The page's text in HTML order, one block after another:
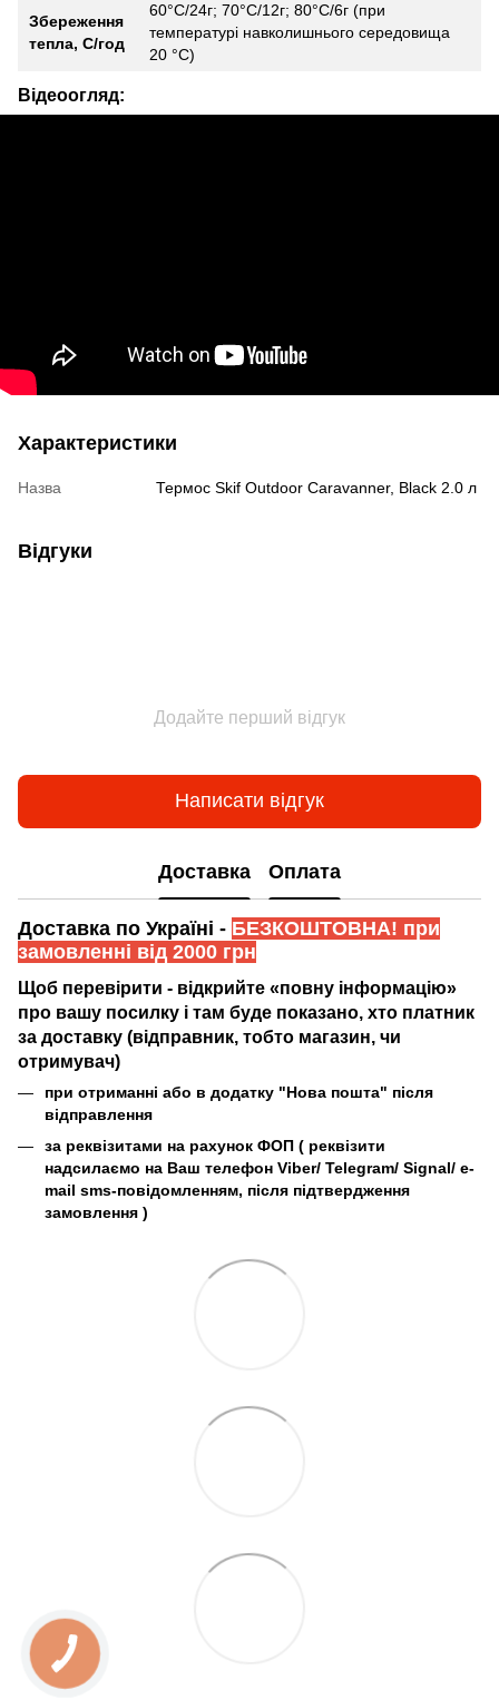
Збереження
тепла, C/год
60°С/24г; 70°С/12г; 80°С/6г (при
температурі навколишнього середовища
20 °С)
Відеоогляд:
Характеристики
Назва Термос Skif Outdoor Caravanner, Black 2.0 л
Відгуки
Додайте перший відгук
Написати відгук
Доставка Оплата
Доставка по Україні - БЕЗКОШТОВНА! при
замовленні від 2000 грн
Щоб перевірити - відкрийте «повну інформацію»
про вашу посилку і там буде показано, хто платник
за доставку (відправник, тобто магазин, чи
отримувач)
при отриманні або в додатку "Нова пошта" після
відправлення
за реквізитами на рахунок ФОП ( реквізити
надсилаємо на Ваш телефон Viber/ Telegram/ Signal/ e-
mail sms-повідомленням, після підтвердження
замовлення )